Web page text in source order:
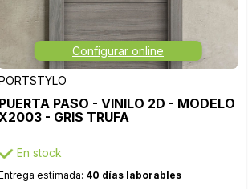
Configurar online
PUERTA PASO - VINILO 2D - MODELO
- GRIS TRUFA
En stock
estimada: 40 días laborables